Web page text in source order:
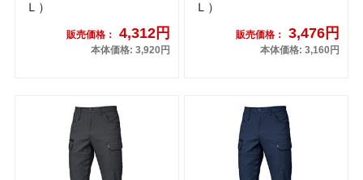
Ｌ）
販売価格： 4,312円
本体価格: 3,920円
Ｌ）
販売価格： 3,476円
本体価格: 3,160円